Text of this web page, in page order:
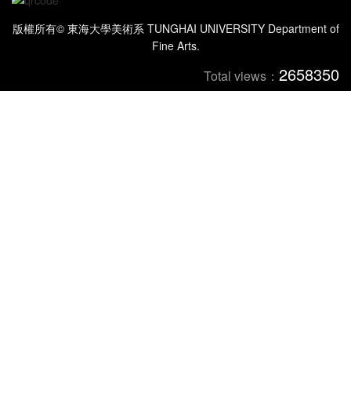
版權所有© 東海大學美術系 TUNGHAI UNIVERSITY Department of
Fine Arts.
Total views： 2658350